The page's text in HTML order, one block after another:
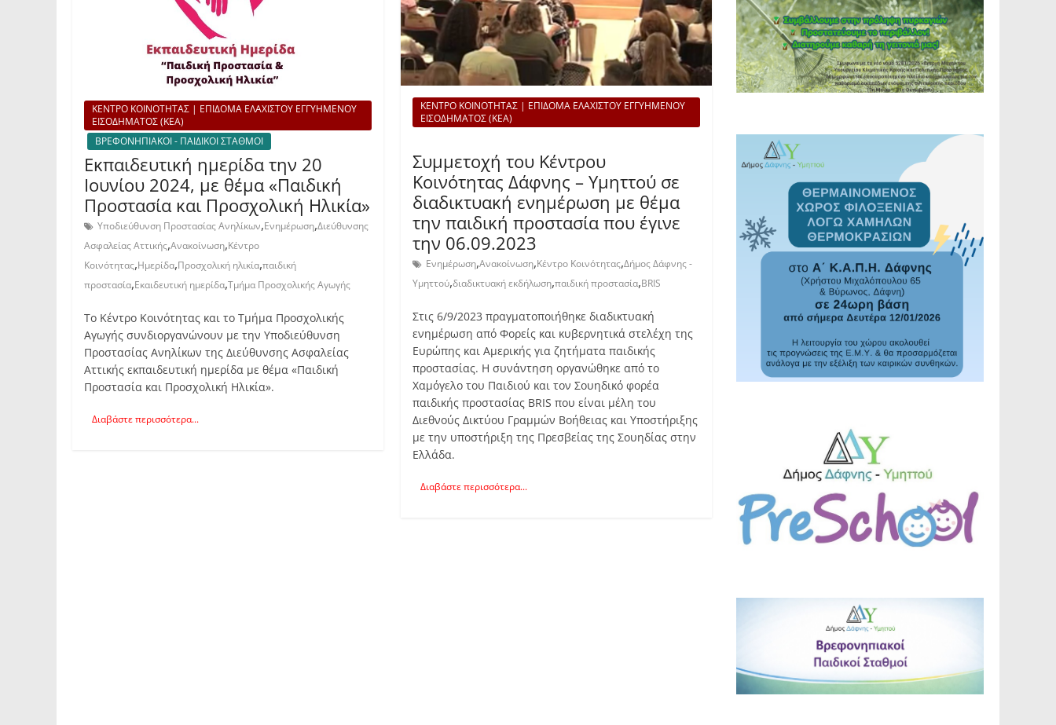
ΚΕΝΤΡΟ ΚΟΙΝΟΤΗΤΑΣ | ΕΠΙΔΟΜΑ ΕΛΑΧΙΣΤΟΥ ΕΓΓΥΗΜΕΝΟΥ
ΕΙΣΟΔΗΜΑΤΟΣ (ΚΕΑ)
ΒΡΕΦΟΝΗΠΙΑΚΟΙ - ΠΑΙΔΙΚΟΙ ΣΤΑΘΜΟΙ
Εκπαιδευτική ημερίδα την 20
Ιουνίου 2024, με θέμα «Παιδική
Προστασία και Προσχολική Ηλικία»
Υποδιεύθυνση Προστασίας Ανηλίκων,Ενημέρωση,Διεύθυνσης
Ασφαλείας Αττικής,Ανακοίνωση,Κέντρο
Κοινότητας,Ημερίδα,Προσχολική ηλικία,παιδική
προστασία,Εκαιδευτική ημερίδα,Τμήμα Προσχολικής Αγωγής
Το Κέντρο Κοινότητας και το Τμήμα Προσχολικής
Αγωγής συνδιοργανώνουν με την Υποδιεύθυνση
Προστασίας Ανηλίκων της Διεύθυνσης Ασφαλείας
Αττικής εκπαιδευτική ημερίδα με θέμα «Παιδική
Προστασία και Προσχολική Ηλικία».
Διαβάστε περισσότερα...
ΚΕΝΤΡΟ ΚΟΙΝΟΤΗΤΑΣ | ΕΠΙΔΟΜΑ ΕΛΑΧΙΣΤΟΥ ΕΓΓΥΗΜΕΝΟΥ
ΕΙΣΟΔΗΜΑΤΟΣ (ΚΕΑ)
Συμμετοχή του Κέντρου
Κοινότητας Δάφνης – Υμηττού σε
διαδικτυακή ενημέρωση με θέμα
την παιδική προστασία που έγινε
την 06.09.2023
Ενημέρωση,Ανακοίνωση,Κέντρο Κοινότητας,Δήμος Δάφνης -
Υμηττού,διαδικτυακή εκδήλωση,παιδική προστασία,BRIS
Στις 6/9/2023 πραγματοποιήθηκε διαδικτυακή
ενημέρωση από Φορείς και κυβερνητικά στελέχη της
Ευρώπης και Αμερικής για ζητήματα παιδικής
προστασίας. Η συνάντηση οργανώθηκε από το
Χαμόγελο του Παιδιού και τον Σουηδικό φορέα
παιδικής προστασίας BRIS που είναι μέλη του
Διεθνούς Δικτύου Γραμμών Βοήθειας και Υποστήριξης
με την υποστήριξη της Πρεσβείας της Σουηδίας στην
Ελλάδα.
Διαβάστε περισσότερα...